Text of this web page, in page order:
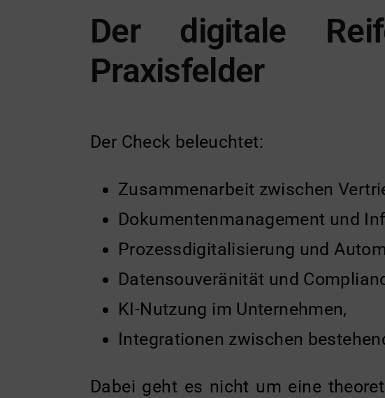
Der digitale
Praxisfelder
Der Check beleuchtet:
Zusammenarbeit zwischen
Dokumentenmanagement und
Prozessdigitalisierung und
Datensouveränität und
KI-Nutzung im Unternehmen,
Integrationen zwischen
Dabei geht es nicht um eine